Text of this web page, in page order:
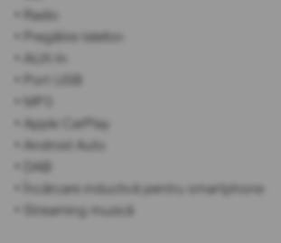
• Radio
• Pregătire telefon
• AUX-In
• Port USB
• MP3
• Apple CarPlay
• Android Auto
• DAB
• Încărcare inductivă pentru smartphone
• Streaming muzică